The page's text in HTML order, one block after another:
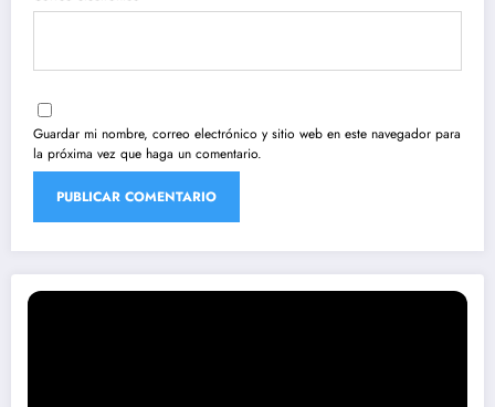
Guardar mi nombre, correo electrónico y sitio web en este navegador para
la próxima vez que haga un comentario.